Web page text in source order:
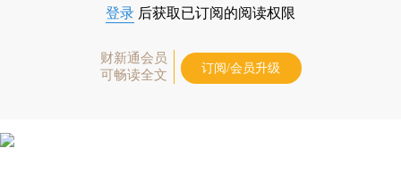
登录 后获取已订阅的阅读权限
财新通会员
可畅读全文
订阅/会员升级